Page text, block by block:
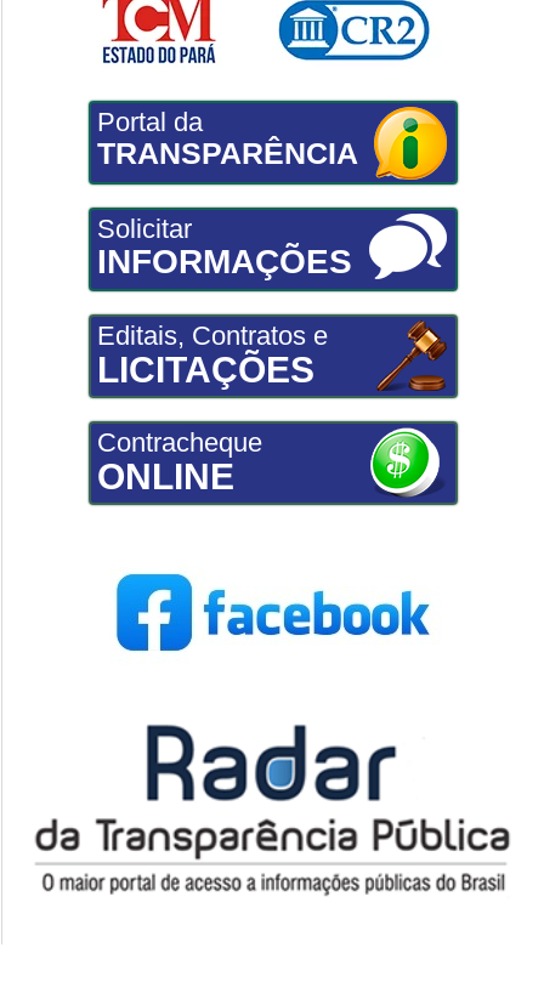
Portal da
TRANSPARÊNCIA
Solicitar
INFORMAÇÕES
Editais, Contratos e
LICITAÇÕES
Contracheque
ONLINE